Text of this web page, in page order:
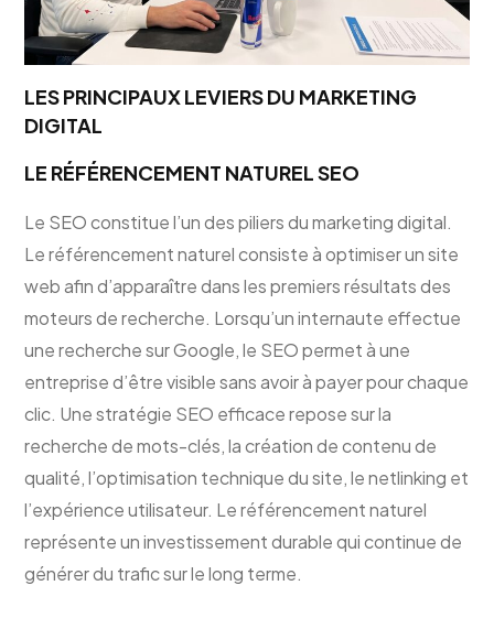
LES PRINCIPAUX LEVIERS DU MARKETING
DIGITAL
LE RÉFÉRENCEMENT NATUREL SEO
Le SEO constitue l’un des piliers du marketing digital.
Le référencement naturel consiste à optimiser un site
web afin d’apparaître dans les premiers résultats des
moteurs de recherche. Lorsqu’un internaute effectue
une recherche sur Google, le SEO permet à une
entreprise d’être visible sans avoir à payer pour chaque
clic. Une stratégie SEO efficace repose sur la
recherche de mots-clés, la création de contenu de
qualité, l’optimisation technique du site, le netlinking et
l’expérience utilisateur. Le référencement naturel
représente un investissement durable qui continue de
générer du trafic sur le long terme.